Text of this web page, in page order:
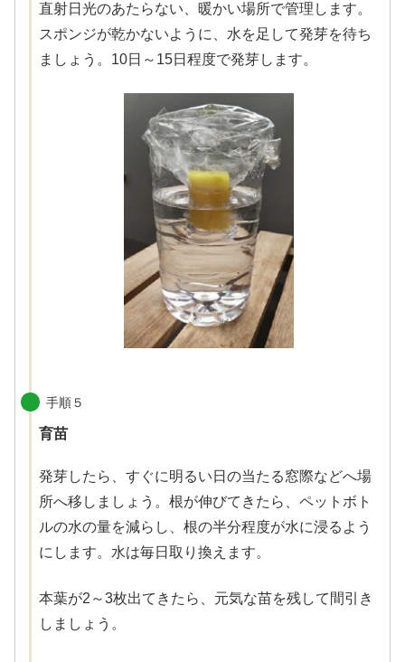
直射日光のあたらない、暖かい場所で管理します。
スポンジが乾かないように、水を足して発芽を待ち
ましょう。10日～15日程度で発芽します。
手順５
育苗
発芽したら、すぐに明るい日の当たる窓際などへ場
所へ移しましょう。根が伸びてきたら、ペットボト
ルの水の量を減らし、根の半分程度が水に浸るよう
にします。水は毎日取り換えます。
本葉が2～3枚出てきたら、元気な苗を残して間引き
しましょう。